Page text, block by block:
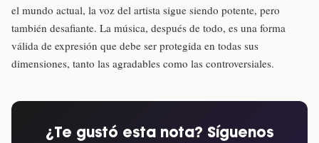
el mundo actual, la voz del artista sigue siendo potente, pero
también desafiante. La música, después de todo, es una forma
válida de expresión que debe ser protegida en todas sus
dimensiones, tanto las agradables como las controversiales.
¿Te gustó esta nota? Síguenos